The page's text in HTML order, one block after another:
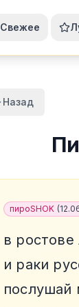
Свежее
Назад
пироSHOK (
в
и раки
послушай